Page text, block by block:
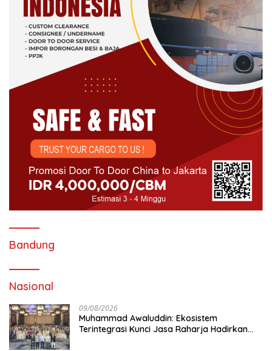
Bandung
Nasional
09/08/2026
Muhammad Awaluddin: Ekosistem
Terintegrasi Kunci Jasa Raharja Hadirkan